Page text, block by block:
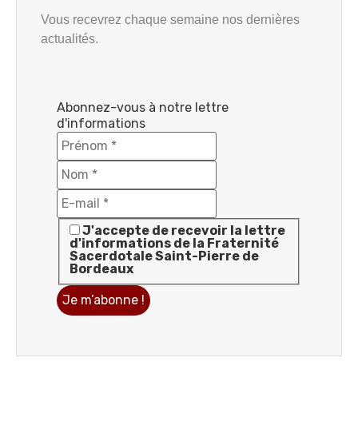
Vous recevrez chaque semaine nos dernières
actualités.
Abonnez-vous à notre lettre
d'informations
J'accepte de recevoir la lettre
d'informations de la Fraternité
Sacerdotale Saint-Pierre de
Bordeaux